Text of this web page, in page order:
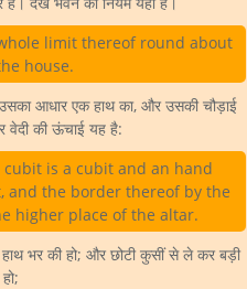
limit thereof round about
house.
आधार एक हाथ का, और उसकी चौड़ाई
वेदी की ऊंचाई यह है:
is a cubit and an hand
and the border thereof by the
higher place of the altar.
भर की हो; और छोटी कुसीं से ले कर बड़ी